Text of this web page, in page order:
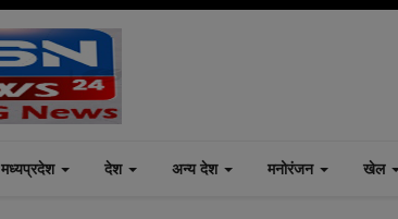
मध्यप्रदेश देश अन्य देश मनोरंजन खेल